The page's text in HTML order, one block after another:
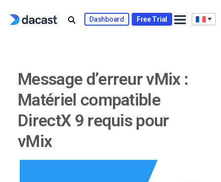
Dashboard Free Trial
Message d’erreur vMix :
Matériel compatible
DirectX 9 requis pour
vMix